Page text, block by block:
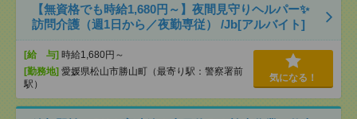
【無資格でも時給1,680円～】夜間見守りヘルパー✨
訪問介護（週1日から／夜勤専従） /Jb[アルバイト]
[給 与] 時給1,680円～
[勤務地] 愛媛県松山市勝山町（最寄り駅：警察署前
駅）
気になる！